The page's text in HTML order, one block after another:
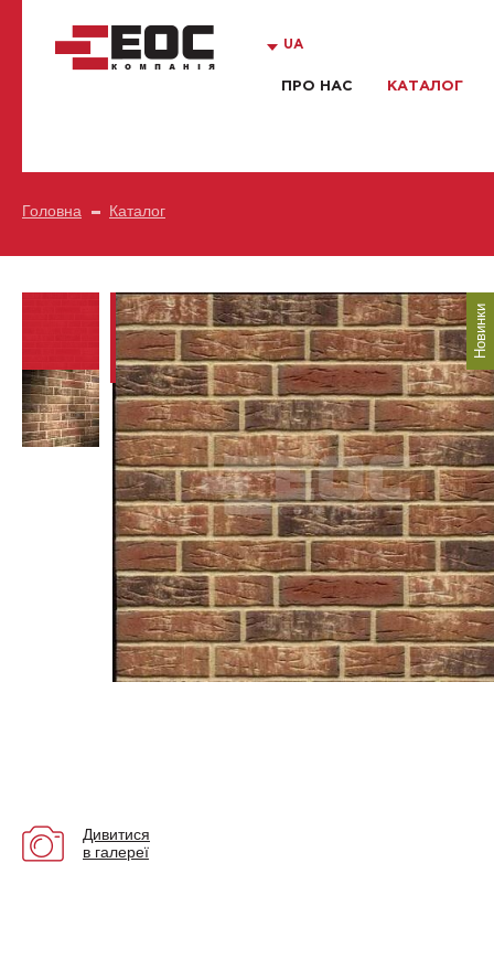
UA
ПРО НАС КАТАЛОГ
Головна Каталог
Новинки
Дивитися
в галереї